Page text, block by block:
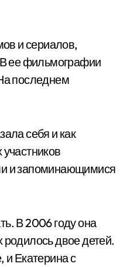
и сериалов,
ее фильмографии
последнем
себя и как
и запоминающимися
В 2006 году она
родилось двое детей.
и Екатерина с